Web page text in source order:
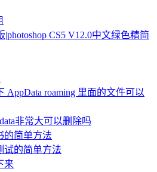
|photoshop CS5 V12.0中文绿色精简
AppData roaming 里面的文件可以
非常大可以删除吗
的简单方法
试的简单方法
来